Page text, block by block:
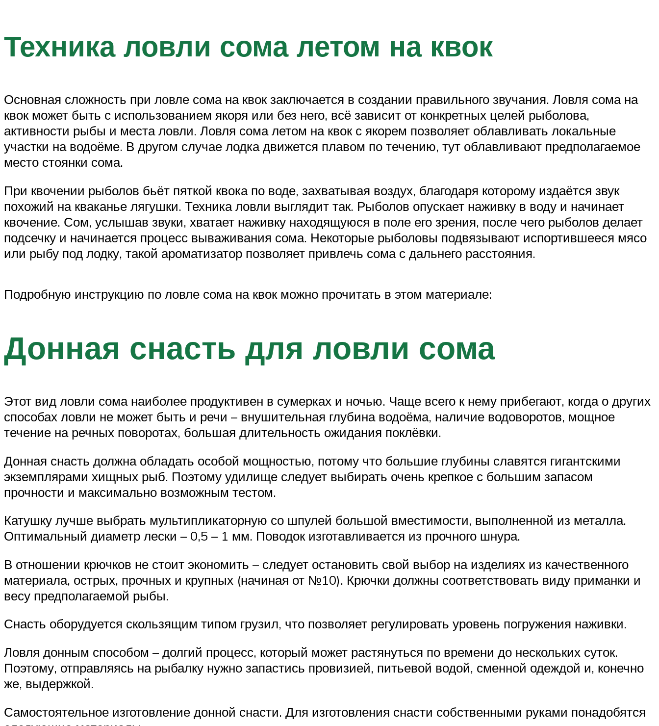
Техника ловли сома летом на квок
Основная сложность при ловле сома на квок заключается в создании правильного звучания. Ловля сома на
квок может быть с использованием якоря или без него, всё зависит от конкретных целей рыболова,
активности рыбы и места ловли. Ловля сома летом на квок с якорем позволяет облавливать локальные
участки на водоёме. В другом случае лодка движется плавом по течению, тут облавливают предполагаемое
место стоянки сома.
При квочении рыболов бьёт пяткой квока по воде, захватывая воздух, благодаря которому издаётся звук
похожий на кваканье лягушки. Техника ловли выглядит так. Рыболов опускает наживку в воду и начинает
квочение. Сом, услышав звуки, хватает наживку находящуюся в поле его зрения, после чего рыболов делает
подсечку и начинается процесс вываживания сома. Некоторые рыболовы подвязывают испортившееся мясо
или рыбу под лодку, такой ароматизатор позволяет привлечь сома с дальнего расстояния.
Подробную инструкцию по ловле сома на квок можно прочитать в этом материале:
Донная снасть для ловли сома
Этот вид ловли сома наиболее продуктивен в сумерках и ночью. Чаще всего к нему прибегают, когда о других
способах ловли не может быть и речи – внушительная глубина водоёма, наличие водоворотов, мощное
течение на речных поворотах, большая длительность ожидания поклёвки.
Донная снасть должна обладать особой мощностью, потому что большие глубины славятся гигантскими
экземплярами хищных рыб. Поэтому удилище следует выбирать очень крепкое с большим запасом
прочности и максимально возможным тестом.
Катушку лучше выбрать мультипликаторную со шпулей большой вместимости, выполненной из металла.
Оптимальный диаметр лески – 0,5 – 1 мм. Поводок изготавливается из прочного шнура.
В отношении крючков не стоит экономить – следует остановить свой выбор на изделиях из качественного
материала, острых, прочных и крупных (начиная от №10). Крючки должны соответствовать виду приманки и
весу предполагаемой рыбы.
Снасть оборудуется скользящим типом грузил, что позволяет регулировать уровень погружения наживки.
Ловля донным способом – долгий процесс, который может растянуться по времени до нескольких суток.
Поэтому, отправляясь на рыбалку нужно запастись провизией, питьевой водой, сменной одеждой и, конечно
же, выдержкой.
Самостоятельное изготовление донной снасти. Для изготовления снасти собственными руками понадобятся